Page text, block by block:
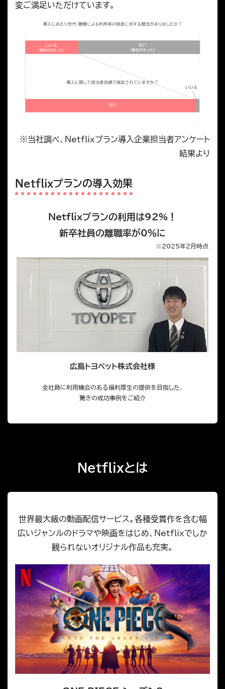
変ご満足いただけています。
※当社調べ、Netflixプラン導入企業担当者アンケート
結果より
Netflixプランの導入効果
Netflixプランの利用は92%！
新卒社員の離職率が0％に
※2025年2月時点
広島トヨペット株式会社様
全社員に利用機会のある福利厚生の提供を目指した、
驚きの成功事例をご紹介
Netflixとは
世界最大級の動画配信サービス。各種受賞作を含む幅
広いジャンルのドラマや映画をはじめ、Netflixでしか
観られないオリジナル作品も充実。